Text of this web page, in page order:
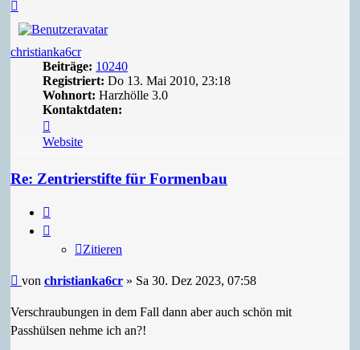
christianka6cr
Beiträge: 10240
Registriert: Do 13. Mai 2010, 23:18
Wohnort: Harzhölle 3.0
Kontaktdaten:
von
christianka6cr
Website
Re: Zentrierstifte für Formenbau
Zitieren
Beitrag
von christianka6cr » Sa 30. Dez 2023, 07:58
Verschraubungen in dem Fall dann aber auch schön mit
Passhülsen nehme ich an?!